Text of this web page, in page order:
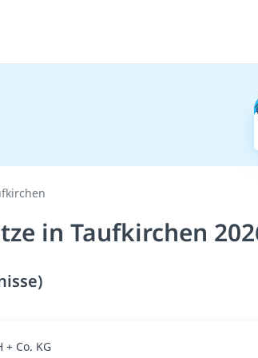
in Taufkirchen
Co. KG